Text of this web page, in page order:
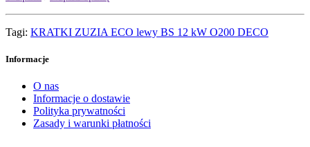
Tagi: KRATKI ZUZIA ECO lewy BS 12 kW O200 DECO
Informacje
O nas
Informacje o dostawie
Polityka prywatności
Zasady i warunki płatności